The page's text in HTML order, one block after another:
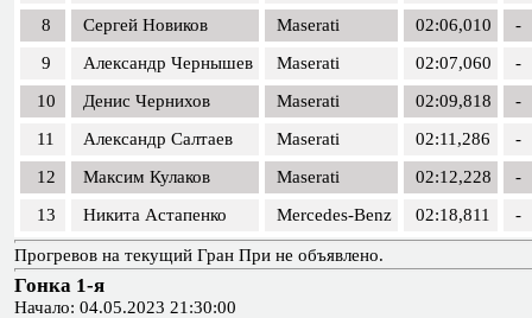
8
Сергей Новиков Maserati 02:06,010
-
9
Александр Чернышев Maserati 02:07,060
-
10
Денис Чернихов Maserati 02:09,818
-
11
Александр Салтаев Maserati 02:11,286
-
12
Максим Кулаков Maserati 02:12,228
-
13
Никита Астапенко Mercedes-Benz 02:18,811 -
Прогревов на текущий Гран При не объявлено.
Гонка 1-я
Начало: 04.05.2023 21:30:00